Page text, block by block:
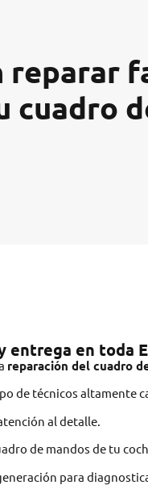
reparar
cuadro
entrega en toda
reparación del cuadro
de técnicos
al detalle.
de mandos de tu
para